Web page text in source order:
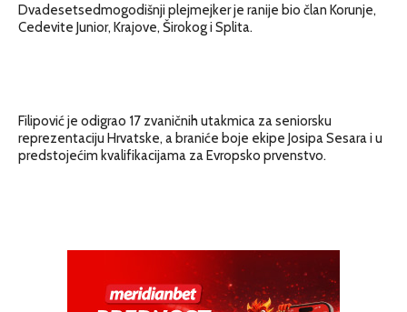
Dvadesetsedmogodišnji plejmejker je ranije bio član Korunje,
Cedevite Junior, Krajove, Širokog i Splita.
Filipović je odigrao 17 zvaničnih utakmica za seniorsku
reprezentaciju Hrvatske, a braniće boje ekipe Josipa Sesara i u
predstojećim kvalifikacijama za Evropsko prvenstvo.